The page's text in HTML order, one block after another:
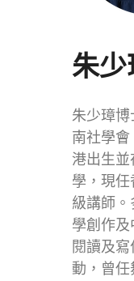
朱少
朱少璋
南社學
港出生
學，現
級講師
學創作
閱讀及
動，曾任